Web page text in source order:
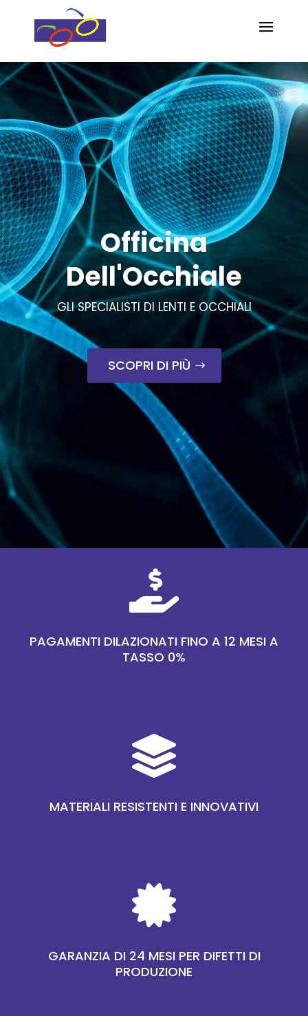
Officina
Dell'Occhiale
GLI SPECIALISTI DI LENTI E OCCHIALI
SCOPRI DI PIÙ

PAGAMENTI DILAZIONATI FINO A 12 MESI A
TASSO 0%

MATERIALI RESISTENTI E INNOVATIVI

GARANZIA DI 24 MESI PER DIFETTI DI
PRODUZIONE